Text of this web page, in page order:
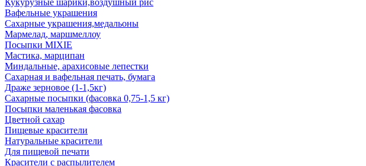
Кукурузные шарики,воздушный рис
Вафельные украшения
Сахарные украшения,медальоны
Мармелад, маршмеллоу
Посыпки MIXIE
Мастика, марципан
Миндальные, арахисовые лепестки
Сахарная и вафельная печать, бумага
Драже зерновое (1-1,5кг)
Сахарные посыпки (фасовка 0,75-1,5 кг)
Посыпки маленькая фасовка
Цветной сахар
Пищевые красители
Натуральные красители
Для пищевой печати
Красители с распылителем